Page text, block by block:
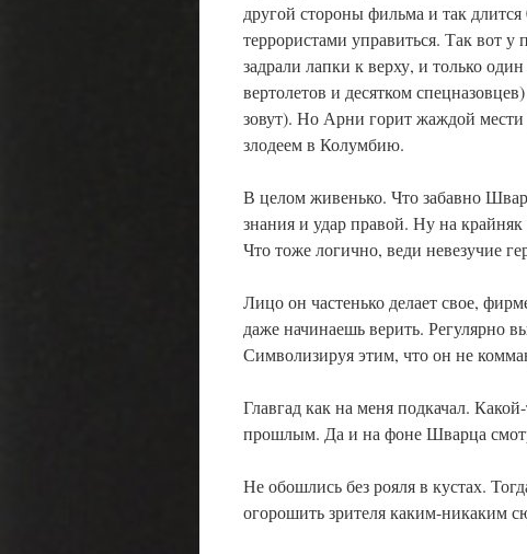
другой стороны фильма и так
террористами управиться. Так вот у
задрали лапки к верху, и только
вертолетов и десятком
зовут). Но Арни горит жаждой мести
злодеем в Колумбию.
В целом живенько. Что забавно
знания и удар правой. Ну на
Что тоже логично, веди невезучие
Лицо он частенько делает свое,
даже начинаешь верить. Регулярно
Символизируя этим, что он не
Главгад как на меня подкачал.
прошлым. Да и на фоне Шварца
Не обошлись без рояля в кустах.
огорошить зрителя каким-никаким